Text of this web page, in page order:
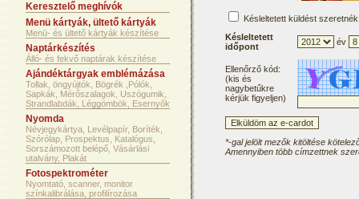
Keresztelő meghívók
Menü kártyák, ültető kártyák
Menü- és ültető kártyák készítése
Naptárkészítés
Álló- és fekvő naptárak készítése
Ajándéktárgyak emblémázása
Tollak, öngyújtók, Bögrék ,Pólók,
Sapkák, Mérőszalagok, Uszógumik,
Strandlabdák, Léggömbök, Esernyők
Nyomda
Névjegykártya, Levélpapír, Boríték,
Szórólap, Prospektus, Katalógus,
Sorszámozott belépő, Vásárlási
utalvány, Plakát
Fotospektrométer
Nyomtató, scanner, monitor
színkalibrálása, profilírozása
Késleltetett küldést szeretnék
Késleltetett
időpont
év
Ellenőrző kód:
(kis és
nagybetűkre
kérjük figyeljen)
*-gal jelölt mezők kitöltése
Amennyiben több címzettnek